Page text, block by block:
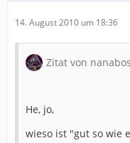
14. August 2010 um 18:36
Zitat von
He, jo,
wieso ist "gut so wie